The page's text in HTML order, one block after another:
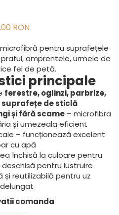
RON
pentru suprafețele
amprentele, urmele de
fel de petă.
principale
ferestre, oglinzi, parbrize,
suprafețe de sticlă
și fără scame – microfibra
și umezeala eficient
– funcționează excelent
cu apă
închisă la culoare pentru
pentru lustruire
și reutilizabilă pentru uz
comanda